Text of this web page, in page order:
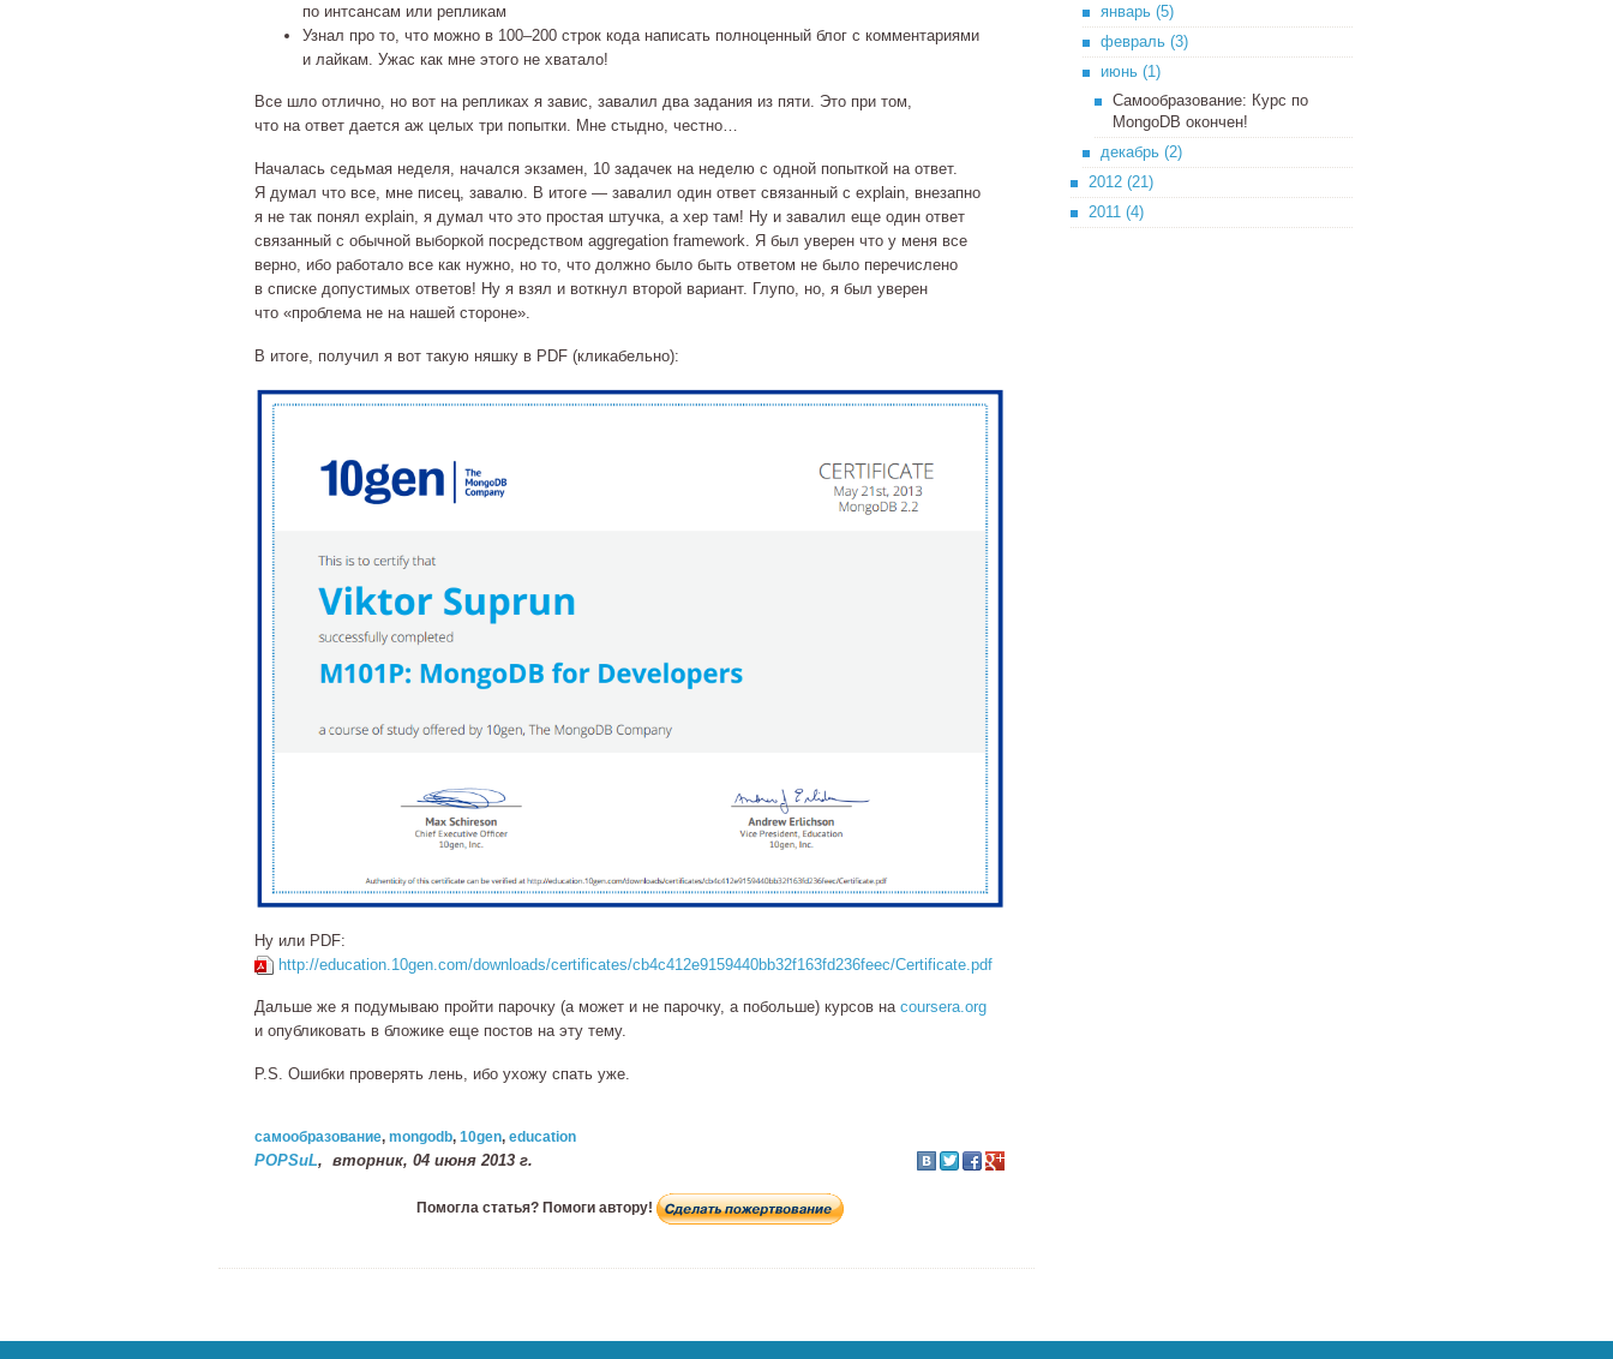
по интсансам или репликам
Узнал про то, что можно в 100–200 строк кода написать полноценный блог с комментариями
и лайкам. Ужас как мне этого не хватало!
Все шло отлично, но вот на репликах я завис, завалил два задания из пяти. Это при том,
что на ответ дается аж целых три попытки. Мне стыдно, честно…
Началась седьмая неделя, начался экзамен, 10 задачек на неделю с одной попыткой на ответ.
Я думал что все, мне писец, завалю. В итоге — завалил один ответ связанный с explain, внезапно
я не так понял explain, я думал что это простая штучка, а хер там! Ну и завалил еще один ответ
связанный с обычной выборкой посредством aggregation framework. Я был уверен что у меня все
верно, ибо работало все как нужно, но то, что должно было быть ответом не было перечислено
в списке допустимых ответов! Ну я взял и воткнул второй вариант. Глупо, но, я был уверен
что «проблема не на нашей стороне».
В итоге, получил я вот такую няшку в PDF (кликабельно):
Ну или PDF:
http://education.10gen.com/downloads/certificates/cb4c412e9159440bb32f163fd236feec/Certificate.pdf
Дальше же я подумываю пройти парочку (а может и не парочку, а побольше) курсов на coursera.org
и опубликовать в бложике еще постов на эту тему.
P.S. Ошибки проверять лень, ибо ухожу спать уже.
самообразование, mongodb, 10gen, education
POPSuL, вторник, 04 июня 2013 г.
Помогла статья? Помоги автору!
январь (5)
февраль (3)
июнь (1)
Самообразование: Курс по
MongoDB окончен!
декабрь (2)
2012 (21)
2011 (4)